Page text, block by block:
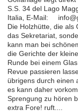
S.S. 34 del Lago
Italia, E-Mail:
Die Holzhütte, die als
das Sekretariat,
kann man bei
die Gerichte der
Runde bei einem
Revue passieren
übrigens durch einen
es kann daher
Sprengung zu hören
extra Fore! ruft....